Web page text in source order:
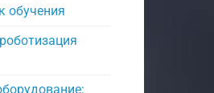
обучения